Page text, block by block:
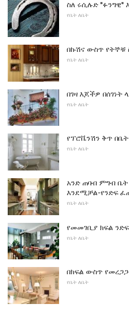
ስለ ሩሲሉድ "ፉንግዊ"
የቤት ለቤት
በኩሽና ውስጥ የትኞቹ
የቤት ለቤት
በገዛ እጆችዎ በሰገነት
የቤት ለቤት
የፕሮቬንሽን ቅጥ
የቤት ለቤት
አንድ ጠባብ ምግብ
እንደሚቻል-የንድፍ
የቤት ለቤት
የመመገቢያ ክፍል ንድፍ
የቤት ለቤት
በክፍል ውስጥ
የቤት ለቤት